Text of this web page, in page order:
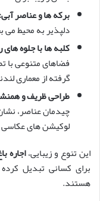
برکه ها و عناصر آبی:
دلپذیر به محیط
کلبه ها با جلوه
فضاهای متنوعی با
گرفته از معماری
طراحی ظریف و
چیدمان عناصر،
لوکیشن های
این تنوع و زیبایی،اجاره
برای کسانی تبدیل
هستند.